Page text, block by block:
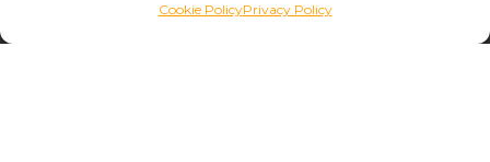
Cookie PolicyPrivacy Policy